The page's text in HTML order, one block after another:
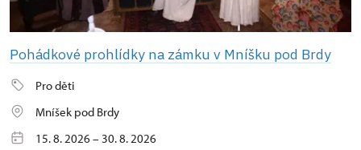
Pohádkové prohlídky na zámku v Mníšku pod Brdy
Pro děti
Mníšek pod Brdy
15. 8. 2026 – 30. 8. 2026